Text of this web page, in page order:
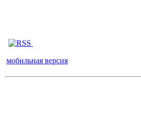
мобильная версия